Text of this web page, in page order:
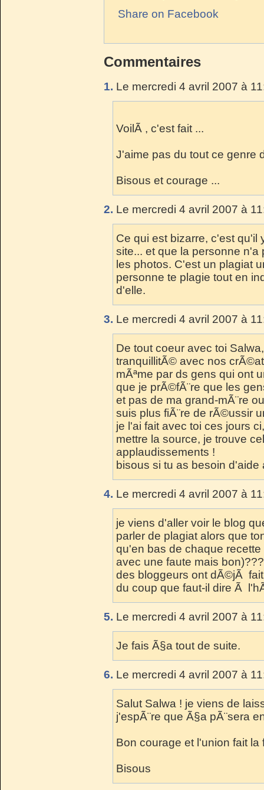
Share on Facebook
Commentaires
1. Le mercredi 4 avril 2007 à
VoilÃ , c'est fait ...
J'aime pas du tout ce genre
Bisous et courage ...
2. Le mercredi 4 avril 2007 à
Ce qui est bizarre, c'est
site... et que la personne
les photos. C'est un plagiat
personne te plagie tout en
d'elle.
3. Le mercredi 4 avril 2007 à
De tout coeur avec toi
tranquillitÃ© avec nos
mÃªme par ds gens qui ont
que je prÃ©fÃ¨re que les
et pas de ma grand-mÃ¨re
suis plus fiÃ¨re de rÃ©ussir
je l'ai fait avec toi ces jours
mettre la source, je trouve
applaudissements !
bisous si tu as besoin
4. Le mercredi 4 avril 2007 à
je viens d'aller voir le blog
parler de plagiat alors que
qu'en bas de chaque
avec une faute mais
des bloggeurs ont dÃ©jÃ
du coup que faut-il dire Ã
5. Le mercredi 4 avril 2007 à
Je fais Ã§a tout de suite.
6. Le mercredi 4 avril 2007 à
Salut Salwa ! je viens de
j'espÃ¨re que Ã§a pÃ¨sera
Bon courage et l'union fait la
Bisous